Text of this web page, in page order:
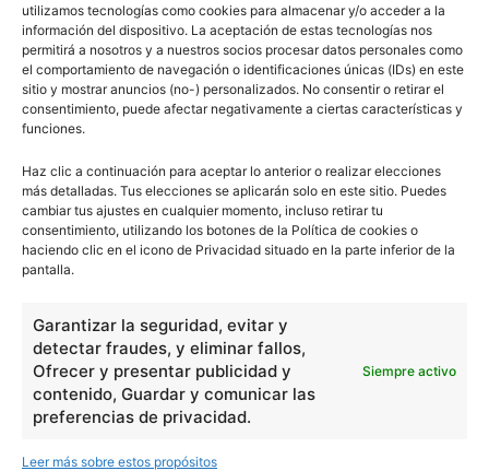
utilizamos tecnologías como cookies para almacenar y/o acceder a la
información del dispositivo. La aceptación de estas tecnologías nos
permitirá a nosotros y a nuestros socios procesar datos personales como
el comportamiento de navegación o identificaciones únicas (IDs) en este
sitio y mostrar anuncios (no-) personalizados. No consentir o retirar el
consentimiento, puede afectar negativamente a ciertas características y
funciones.
Haz clic a continuación para aceptar lo anterior o realizar elecciones
más detalladas. Tus elecciones se aplicarán solo en este sitio. Puedes
cambiar tus ajustes en cualquier momento, incluso retirar tu
consentimiento, utilizando los botones de la Política de cookies o
haciendo clic en el icono de Privacidad situado en la parte inferior de la
pantalla.
Garantizar la seguridad, evitar y
detectar fraudes, y eliminar fallos,
Ofrecer y presentar publicidad y
contenido, Guardar y comunicar las
preferencias de privacidad.
Siempre activo
Leer más sobre estos propósitos
¿Qué es energía convencional
y energía no convencional?
¿Diferencia entre lenguaje y
Escuelapedia